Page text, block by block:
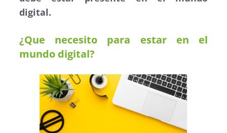
digital.
¿Que necesito para estar en el
mundo digital?